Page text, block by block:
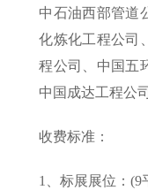
中石油西部管道
化炼化工程公司
程公司、中国五
中国成达工程公
收费标准：
1、标展展位：(9